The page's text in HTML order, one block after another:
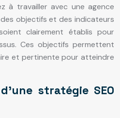
à travailler avec une agence
objectifs et des indicateurs
clairement établis pour
Ces objectifs permettent
et pertinente pour atteindre
stratégie SEO